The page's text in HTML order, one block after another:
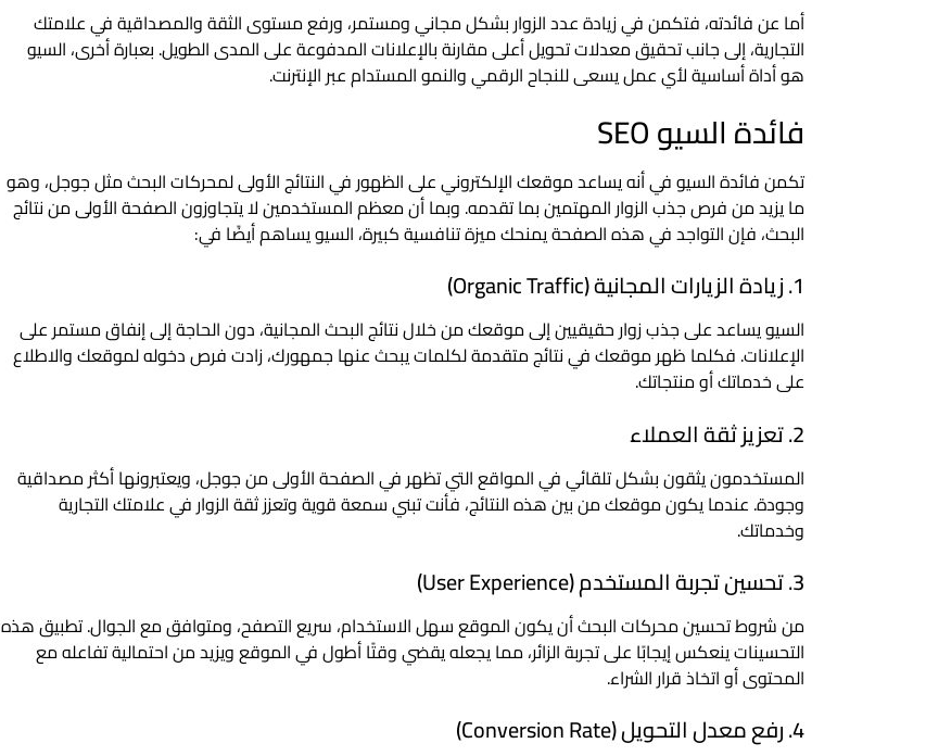
أما عن فائدته، فتكمن في زيادة عدد الزوار بشكل مجاني ومستمر، ورفع مستوى الثقة والمصداقية في علامتك
التجارية، إلى جانب تحقيق معدلات تحويل أعلى مقارنة بالإعلانات المدفوعة على المدى الطويل. بعبارة أخرى، السيو
هو أداة أساسية لأي عمل يسعى للنجاح الرقمي والنمو المستدام عبر الإنترنت.
فائدة السيو SEO
تكمن فائدة السيو في أنه يساعد موقعك الإلكتروني على الظهور في النتائج الأولى لمحركات البحث مثل جوجل، وهو
ما يزيد من فرص جذب الزوار المهتمين بما تقدمه. وبما أن معظم المستخدمين لا يتجاوزون الصفحة الأولى من نتائج
البحث، فإن التواجد في هذه الصفحة يمنحك ميزة تنافسية كبيرة، السيو يساهم أيضًا في:
1. زيادة الزيارات المجانية (Organic Traffic)
السيو يساعد على جذب زوار حقيقيين إلى موقعك من خلال نتائج البحث المجانية، دون الحاجة إلى إنفاق مستمر على
الإعلانات. فكلما ظهر موقعك في نتائج متقدمة لكلمات يبحث عنها جمهورك، زادت فرص دخوله لموقعك والاطلاع
على خدماتك أو منتجاتك.
2. تعزيز ثقة العملاء
المستخدمون يثقون بشكل تلقائي في المواقع التي تظهر في الصفحة الأولى من جوجل، ويعتبرونها أكثر مصداقية
وجودة. عندما يكون موقعك من بين هذه النتائج، فأنت تبني سمعة قوية وتعزز ثقة الزوار في علامتك التجارية
وخدماتك.
3. تحسين تجربة المستخدم (User Experience)
من شروط تحسين محركات البحث أن يكون الموقع سهل الاستخدام، سريع التصفح، ومتوافق مع الجوال. تطبيق هذه
التحسينات ينعكس إيجابًا على تجربة الزائر، مما يجعله يقضي وقتًا أطول في الموقع ويزيد من احتمالية تفاعله مع
المحتوى أو اتخاذ قرار الشراء.
4. رفع معدل التحويل (Conversion Rate)